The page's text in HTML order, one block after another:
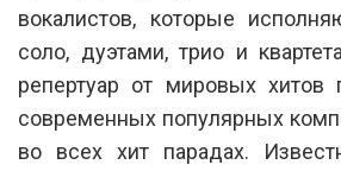
вокалистов, которые
соло, дуэтами, трио и
репертуар от мировых
современных популярных
во всех хит парадах.